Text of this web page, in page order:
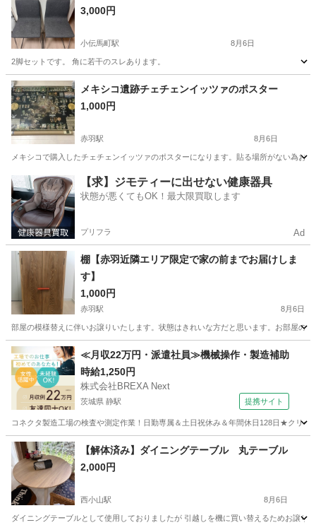
3,000円
小伝馬町駅 8月6日
2脚セットです。 角に若干のスレあります。
東京 中央区 小伝馬町駅 椅子
メキシコ遺跡チェチェンイッツァのポスター
1,000円
赤羽駅 8月6日
メキシコで購入したチェチェンイッツァのポスターになります。貼る場所がない為
東京 北区 赤羽駅 家具 メキシコ
【求】ジモティーに出せない健康器具
状態が悪くてもOK！最大限買取します
プリフラ Ad
棚【赤羽近隣エリア限定で家の前までお届けしま
す】
1,000円
赤羽駅 8月6日
部屋の模様替えに伴いお譲りいたします。状態はきれいな方だと思います。お部屋
東京 北区 赤羽駅 収納家具 状態
≪月収22万円・派遣社員≫機械操作・製造補助
時給1,250円
株式会社BREXA Next
茨城県 静駅 提携サイト
コネクタ製造工場の検査や測定作業！日勤専属＆土日祝休み＆年間休日128日★クリ
茨城 常陸大宮市 静駅 その他
【解体済み】ダイニングテーブル 丸テーブル
2,000円
西小山駅 8月6日
ダイニングテーブルとして使用しておりましたが 引越しを機に買い替えるためお譲